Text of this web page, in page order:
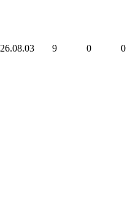
26.08.03 9 0 0